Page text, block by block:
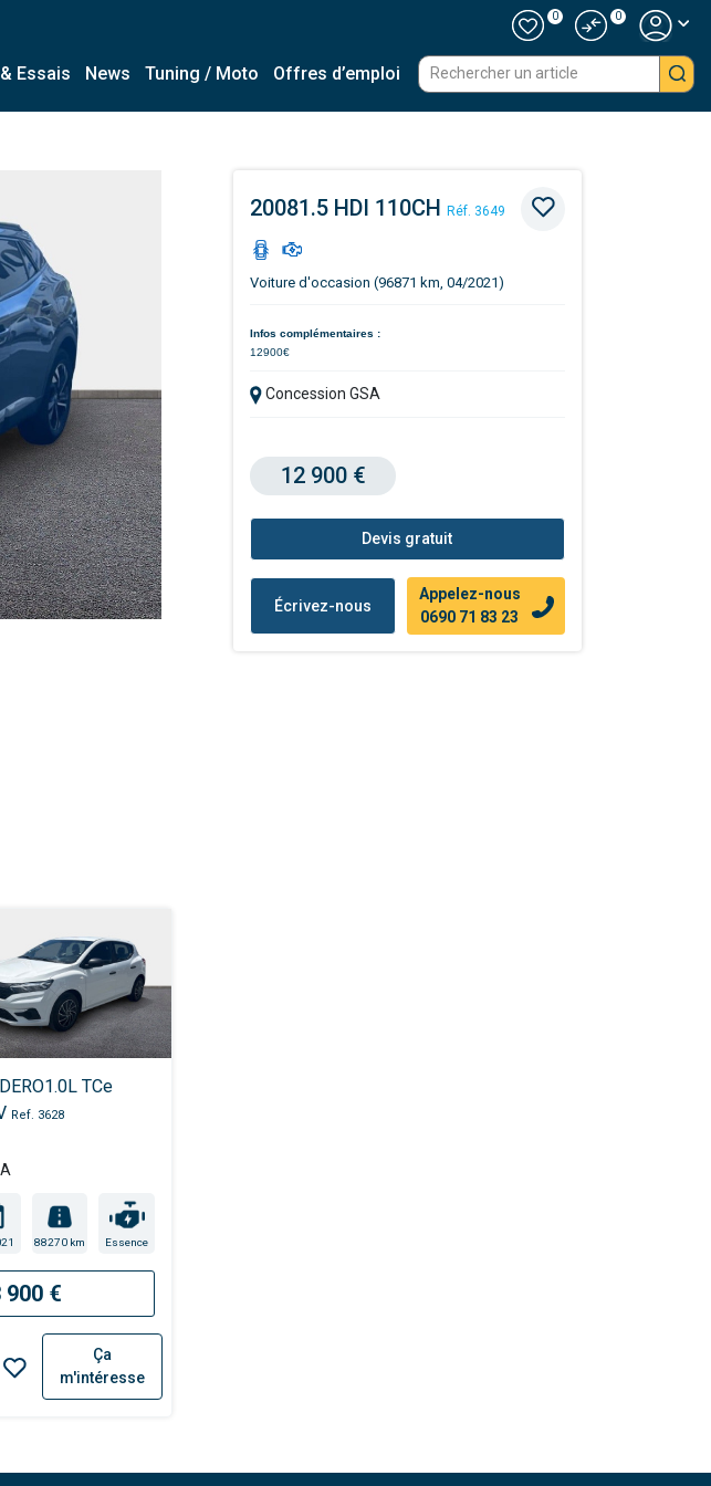
0 0
Essais News Tuning / Moto Offres d’emploi
TCe
Ref. 3628
88270 km Essence
900 €
Ça
m'intéresse
20081.5 HDI 110CH Réf. 3649
Voiture d'occasion (96871 km, 04/2021)
Infos complémentaires :
12900€
Concession GSA
12 900 €
Devis gratuit
Écrivez-nous
Appelez-nous
0690 71 83 23